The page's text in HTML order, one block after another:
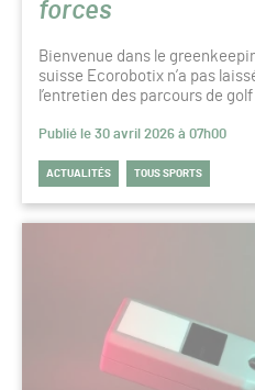
forces
Bienvenue dans le
suisse Ecorobotix n’a pas
l’entretien des parcours de
Publié le 30 avril 2026 à 07h00
ACTUALITÉS TOUS SPORTS